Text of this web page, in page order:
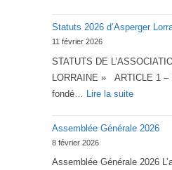
Statuts 2026 d’Asperger
11 février 2026
STATUTS DE
LORRAINE » ARTICLE 1 –
fondé… Lire la suite:
2026
Lorraine
Assemblée Générale 2026
8 février 2026
Assemblée Générale 2026